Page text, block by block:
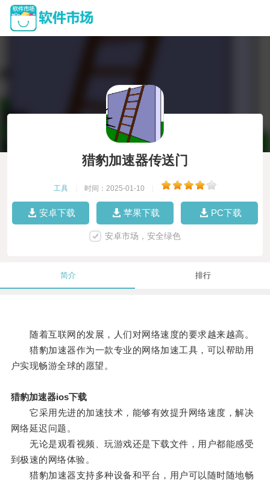
猎豹加速器传送门
工具 时间：2025-01-10
安卓下载 苹果下载 PC下载
安卓市场，安全绿色
简介 排行
随着互联网的发展，人们对网络速度的要求越来越高。
猎豹加速器作为一款专业的网络加速工具，可以帮助用
户实现畅游全球的愿望。
猎豹加速器ios下载
它采用先进的加速技术，能够有效提升网络速度，解决
网络延迟问题。
无论是观看视频、玩游戏还是下载文件，用户都能感受
到极速的网络体验。
猎豹加速器支持多种设备和平台，用户可以随时随地畅